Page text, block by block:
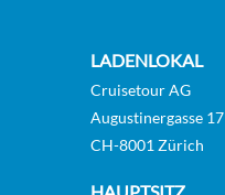
LADENLOKAL
Cruisetour AG
Augustinergasse 17
CH-8001 Zürich